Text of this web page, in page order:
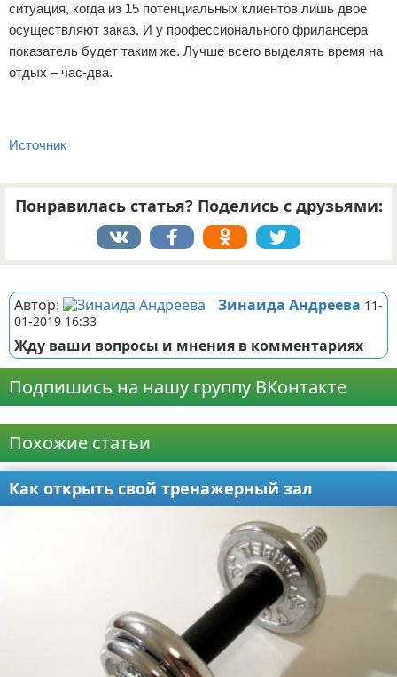
ситуация, когда из 15 потенциальных клиентов лишь двое
осуществляют заказ. И у профессионального фрилансера
показатель будет таким же. Лучше всего выделять время на
отдых – час-два.
Источник
Понравилась статья? Поделись с друзьями:
Автор: Зинаида Андреева 11-
01-2019 16:33
Жду ваши вопросы и мнения в комментариях
Подпишись на нашу группу ВКонтакте
Похожие статьи
Как открыть свой тренажерный зал